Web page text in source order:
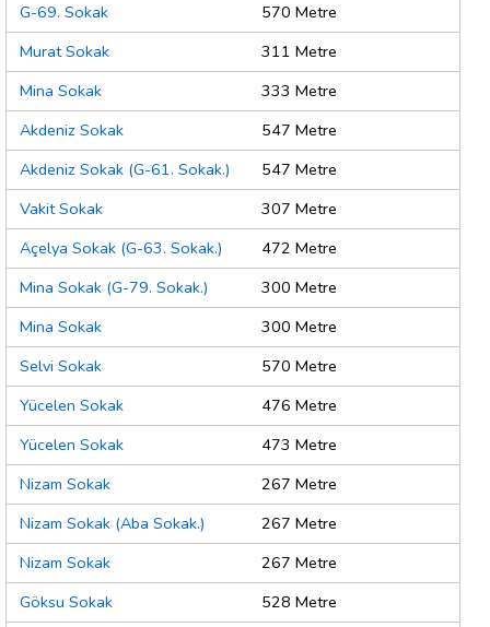
G-69. Sokak
570 Metre
Murat Sokak
311 Metre
Mina Sokak
333 Metre
Akdeniz Sokak
547 Metre
Akdeniz Sokak (G-61. Sokak.)
547 Metre
Vakit Sokak
307 Metre
Açelya Sokak (G-63. Sokak.)
472 Metre
Mina Sokak (G-79. Sokak.)
300 Metre
Mina Sokak
300 Metre
Selvi Sokak
570 Metre
Yücelen Sokak
476 Metre
Yücelen Sokak
473 Metre
Nizam Sokak
267 Metre
Nizam Sokak (Aba Sokak.)
267 Metre
Nizam Sokak
267 Metre
Göksu Sokak
528 Metre